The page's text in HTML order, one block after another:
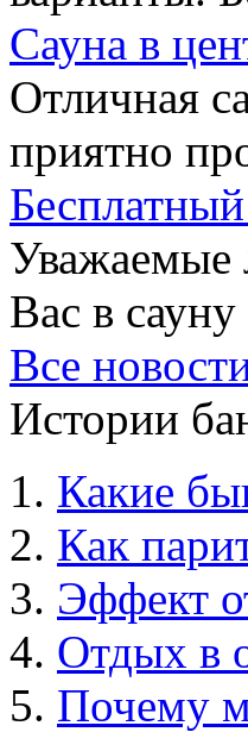
Сауна в
Отличная
приятно
Уважаемые
Вас в
Все
Истории
Какие
Как
Эффект
Отдых в
Почему